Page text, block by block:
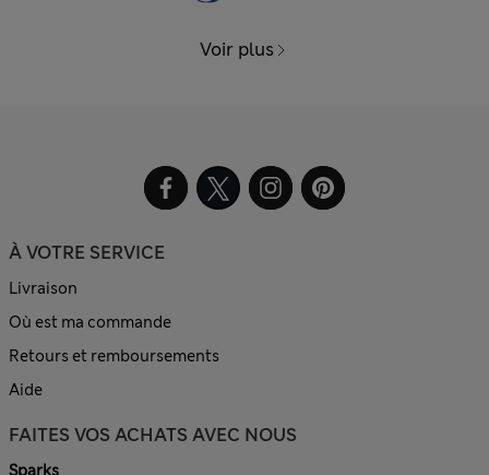
Voir plus
À VOTRE SERVICE
Livraison
Où est ma commande
Retours et remboursements
Aide
FAITES VOS ACHATS AVEC NOUS
Sparks